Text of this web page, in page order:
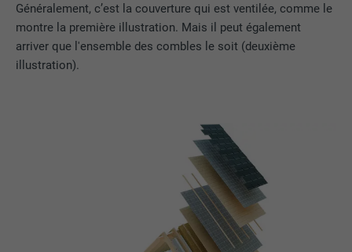
Généralement, c’est la couverture qui est ventilée, comme le
montre la première illustration. Mais il peut également
arriver que l'ensemble des combles le soit (deuxième
illustration).
YSC
FOURNISSEUR
Utilisé par YouTube (Google) pour
enregistrer les paramètres utilisateur et
à d'autres fins non précisées
_gcl_au